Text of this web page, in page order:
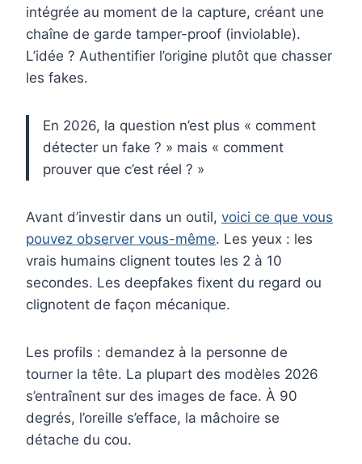
intégrée au moment de la capture, créant une
chaîne de garde tamper-proof (inviolable).
L’idée ? Authentifier l’origine plutôt que chasser
les fakes.
En 2026, la question n’est plus « comment
détecter un fake ? » mais « comment
prouver que c’est réel ? »
Avant d’investir dans un outil, voici ce que vous
pouvez observer vous-même. Les yeux : les
vrais humains clignent toutes les 2 à 10
secondes. Les deepfakes fixent du regard ou
clignotent de façon mécanique.
Les profils : demandez à la personne de
tourner la tête. La plupart des modèles 2026
s’entraînent sur des images de face. À 90
degrés, l’oreille s’efface, la mâchoire se
détache du cou.